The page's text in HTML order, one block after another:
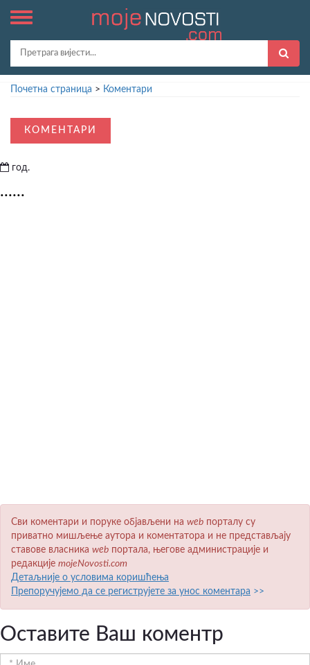
Почетна страница > Коментари
КОМЕНТАРИ
год.
......
Сви коментари и поруке објављени на wеb порталу су
приватно мишљење аутора и коментатора и не представљају
ставове власника wеb портала, његове администрације и
редакције mojeNovosti.com
Детаљније о условима коришћења
Препоручујемо да се региструјете за унос коментара >>
Оставите Ваш коментр